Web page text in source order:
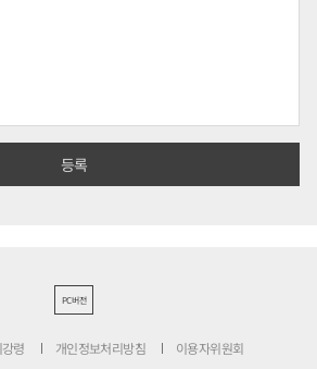
PC버전
령 개인정보처리방침 이용자위원회